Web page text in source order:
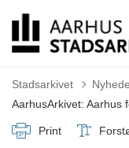
Stadsarkivet
AarhusArkivet: Aarhus
Print